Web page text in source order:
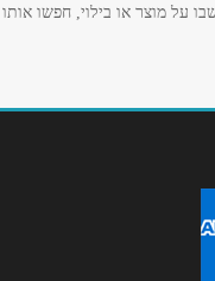
על מוצר או בילוי, חפשו